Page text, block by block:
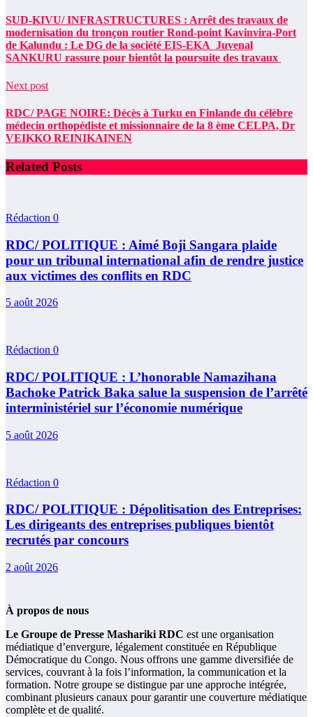
SUD-KIVU/ INFRASTRUCTURES : Arrêt des travaux de
modernisation du tronçon routier Rond-point Kavinvira-Port
de Kalundu : Le DG de la société EIS-EKA Juvenal
SANKURU rassure pour bientôt la poursuite des travaux
Next post
RDC/ PAGE NOIRE: Décès à Turku en Finlande du célèbre
médecin orthopédiste et missionnaire de la 8 ème CELPA, Dr
VEIKKO REINIKAINEN
Related Posts
Rédaction 0
RDC/ POLITIQUE : Aimé Boji Sangara plaide
pour un tribunal international afin de rendre justice
aux victimes des conflits en RDC
5 août 2026
Rédaction 0
RDC/ POLITIQUE : L’honorable Namazihana
Bachoke Patrick Baka salue la suspension de l’arrêté
interministériel sur l’économie numérique
5 août 2026
Rédaction 0
RDC/ POLITIQUE : Dépolitisation des Entreprises:
Les dirigeants des entreprises publiques bientôt
recrutés par concours
2 août 2026
À propos de nous
Le Groupe de Presse Mashariki RDC est une organisation
médiatique d’envergure, légalement constituée en République
Démocratique du Congo. Nous offrons une gamme diversifiée de
services, couvrant à la fois l’information, la communication et la
formation. Notre groupe se distingue par une approche intégrée,
combinant plusieurs canaux pour garantir une couverture médiatique
complète et de qualité.